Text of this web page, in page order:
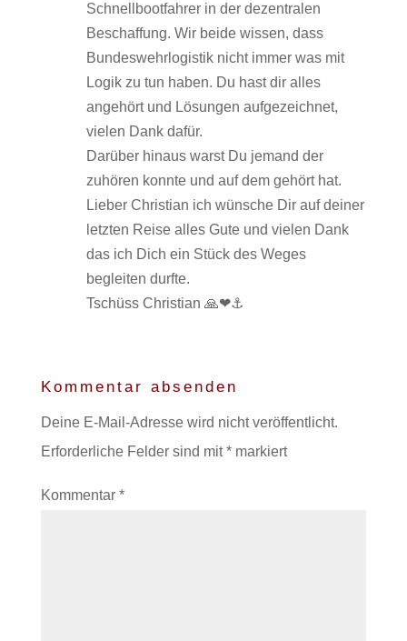
Schnellbootfahrer in der dezentralen
Beschaffung. Wir beide wissen, dass
Bundeswehrlogistik nicht immer was mit
Logik zu tun haben. Du hast dir alles
angehört und Lösungen aufgezeichnet,
vielen Dank dafür.
Darüber hinaus warst Du jemand der
zuhören konnte und auf dem gehört hat.
Lieber Christian ich wünsche Dir auf deiner
letzten Reise alles Gute und vielen Dank
das ich Dich ein Stück des Weges
begleiten durfte.
Tschüss Christian 🙏❤⚓
Kommentar absenden
Deine E-Mail-Adresse wird nicht veröffentlicht.
Erforderliche Felder sind mit*markiert
Kommentar *